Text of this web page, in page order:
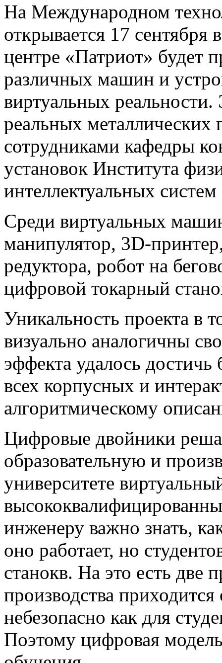
На Международном
открывается 17 сентября
центре «Патриот» будет
различных машин и
виртуальных
реальных металлических
сотрудниками кафедры
установок Института
интеллектуальных
Среди виртуальных
манипулятор, 3D-
редуктора, робот на
цифровой токарный
Уникальность проекта в
визуально аналогичны
эффекта удалось
всех корпусных и
алгоритмическому
Цифровые двойники
образовательную и
университете
инженеру важно знать,
оно работает, но
станокв. На это есть две
производства
небезопасно как для
Поэтому цифровая